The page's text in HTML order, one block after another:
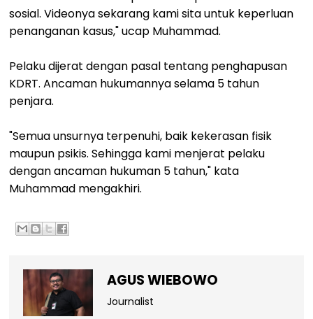
sosial. Videonya sekarang kami sita untuk keperluan
penanganan kasus," ucap Muhammad.
Pelaku dijerat dengan pasal tentang penghapusan
KDRT. Ancaman hukumannya selama 5 tahun
penjara.
"Semua unsurnya terpenuhi, baik kekerasan fisik
maupun psikis. Sehingga kami menjerat pelaku
dengan ancaman hukuman 5 tahun," kata
Muhammad mengakhiri.
AGUS WIEBOWO
Journalist